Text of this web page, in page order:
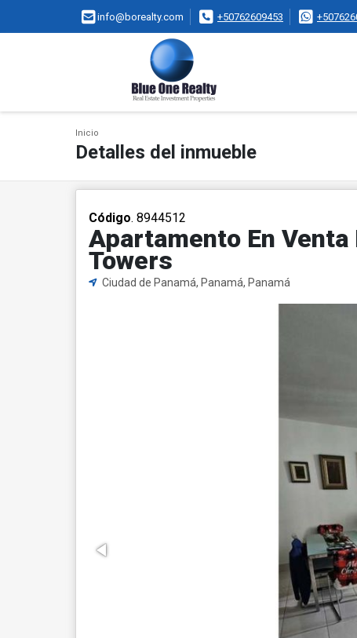
info@borealty.com +50762609453
Inicio
Detalles del inmueble
Código. 8944512
Apartamento En Venta
Towers
Ciudad de Panamá, Panamá, Panamá